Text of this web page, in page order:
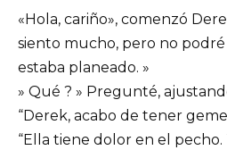
«Hola, cariño», comenzó
siento mucho, pero no
estaba planeado. »
» Qué ? » Pregunté,
“Derek, acabo de tener
“Ella tiene dolor en el